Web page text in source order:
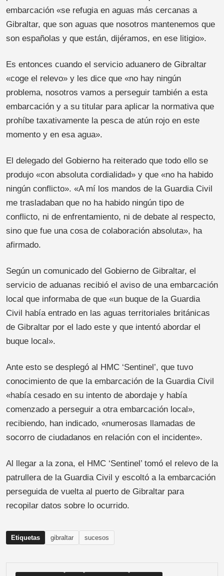
embarcación «se refugia en aguas más cercanas a
Gibraltar, que son aguas que nosotros mantenemos que
son españolas y que están, dijéramos, en ese litigio».
Es entonces cuando el servicio aduanero de Gibraltar
«coge el relevo» y les dice que «no hay ningún
problema, nosotros vamos a perseguir también a esta
embarcación y a su titular para aplicar la normativa que
prohíbe taxativamente la pesca de atún rojo en este
momento y en esa agua».
El delegado del Gobierno ha reiterado que todo ello se
produjo «con absoluta cordialidad» y que «no ha habido
ningún conflicto». «A mí los mandos de la Guardia Civil
me trasladaban que no ha habido ningún tipo de
conflicto, ni de enfrentamiento, ni de debate al respecto,
sino que fue una cosa de colaboración absoluta», ha
afirmado.
Según un comunicado del Gobierno de Gibraltar, el
servicio de aduanas recibió el aviso de una embarcación
local que informaba de que «un buque de la Guardia
Civil había entrado en las aguas territoriales británicas
de Gibraltar por el lado este y que intentó abordar el
buque local».
Ante esto se desplegó al HMC ‘Sentinel’, que tuvo
conocimiento de que la embarcación de la Guardia Civil
«había cesado en su intento de abordaje y había
comenzado a perseguir a otra embarcación local»,
recibiendo, han indicado, «numerosas llamadas de
socorro de ciudadanos en relación con el incidente».
Al llegar a la zona, el HMC ‘Sentinel’ tomó el relevo de la
patrullera de la Guardia Civil y escoltó a la embarcación
perseguida de vuelta al puerto de Gibraltar para
recopilar datos sobre lo ocurrido.
Etiquetas gibraltar sucesos